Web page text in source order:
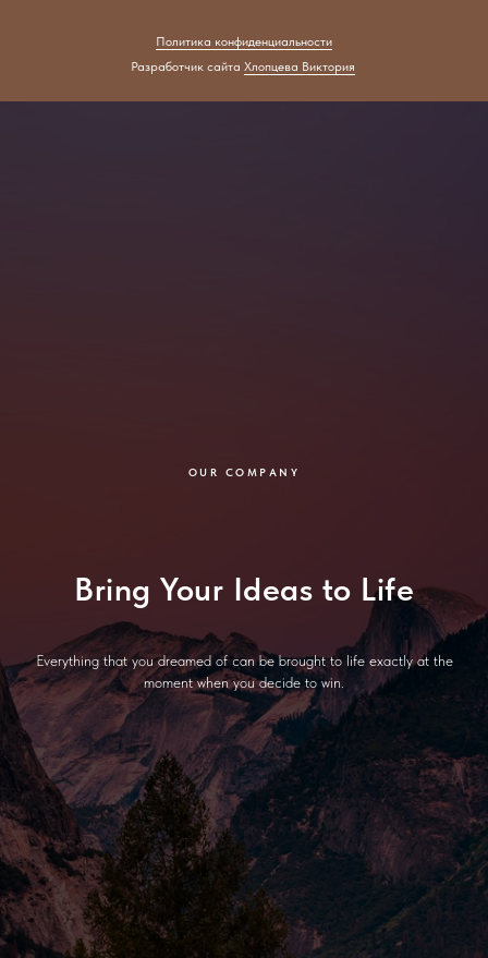
Разработчик сайта Хлопцева Виктория
Политика конфиденциальности
OUR COMPANY
Bring Your Ideas to Life
Everything that you dreamed of can be brought to life exactly at the
moment when you decide to win.